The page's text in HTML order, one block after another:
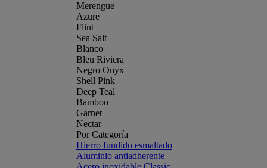
Merengue
Azure
Flint
Sea Salt
Blanco
Bleu Riviera
Negro Onyx
Shell Pink
Deep Teal
Bamboo
Garnet
Nectar
Por Categoría
Hierro fundido esmaltado
Aluminio antiadherente